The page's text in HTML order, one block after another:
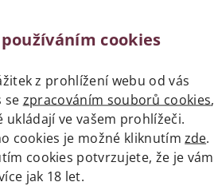
používáním cookies
z prohlížení webu od vás
se zpracováním souborů cookies,
ukládají ve vašem prohlížeči.
cookies je možné kliknutímzde.
cookies potvrzujete, že je vám
jak 18 let.